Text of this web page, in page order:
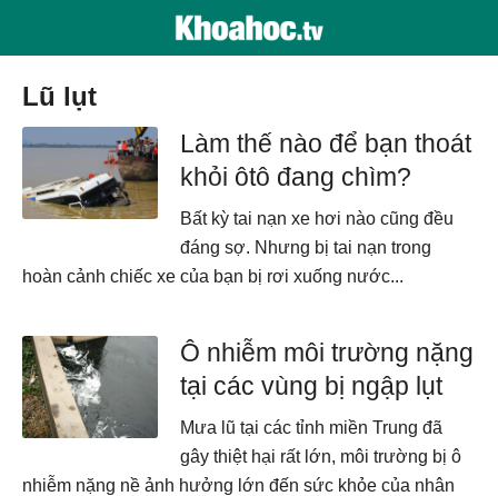
Lũ lụt
Làm thế nào để bạn thoát
khỏi ôtô đang chìm?
Bất kỳ tai nạn xe hơi nào cũng đều
đáng sợ. Nhưng bị tai nạn trong
hoàn cảnh chiếc xe của bạn bị rơi xuống nước...
Ô nhiễm môi trường nặng
tại các vùng bị ngập lụt
Mưa lũ tại các tỉnh miền Trung đã
gây thiệt hại rất lớn, môi trường bị ô
nhiễm nặng nề ảnh hưởng lớn đến sức khỏe của nhân